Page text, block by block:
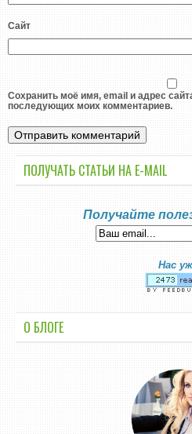
Сайт
Сохранить моё имя, email и адрес
последующих моих комментариев.
ПОЛУЧАТЬ СТАТЬИ НА E-MАIL
Получайте
Нас
О БЛОГЕ